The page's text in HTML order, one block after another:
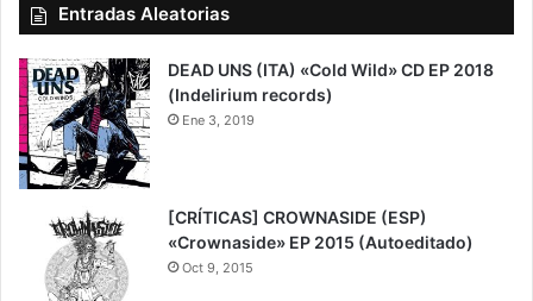
Entradas Aleatorias
6
DEAD UNS (ITA) «Cold Wild» CD EP 2018
(Indelirium records)
Ene 3, 2019
[CRÍTICAS] CROWNASIDE (ESP)
«Crownaside» EP 2015 (Autoeditado)
Oct 9, 2015